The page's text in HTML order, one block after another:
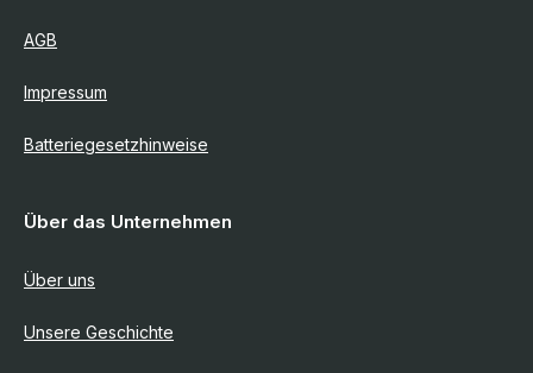
AGB
Impressum
Batteriegesetzhinweise
Über das Unternehmen
Über uns
Unsere Geschichte